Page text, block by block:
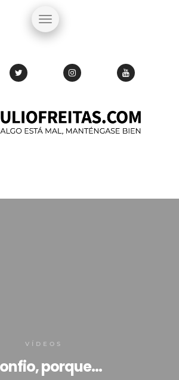
VÍDEOS
porque…